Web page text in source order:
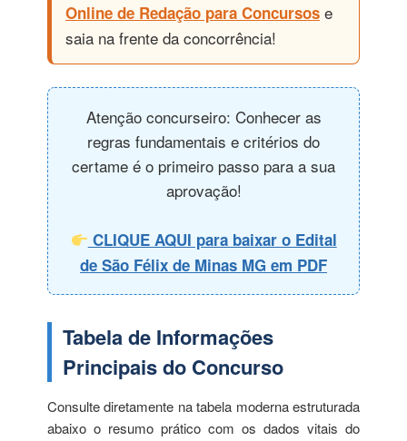
Online de Redação para Concursos e
saia na frente da concorrência!
Atenção concurseiro: Conhecer as
regras fundamentais e critérios do
certame é o primeiro passo para a sua
aprovação!
CLIQUE AQUI para baixar o Edital
de São Félix de Minas MG em PDF
Tabela de Informações
Principais do Concurso
Consulte diretamente na tabela moderna estruturada
abaixo o resumo prático com os dados vitais do